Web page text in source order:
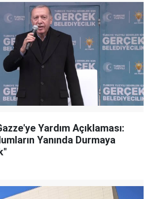
Yardım Açıklaması:
Yanında Durmaya